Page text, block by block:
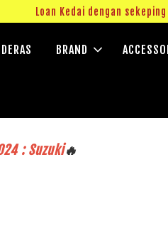
Loan Kedai dengan sekeping
BRAND
: Suzuki🔥